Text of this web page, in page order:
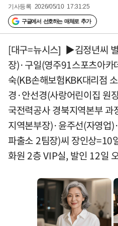
기사등록 2026/05/10 17:31:25
구글에서 선호하는 매체로 추가
[대구=뉴시스] ▶김정년씨
장)·구일(영주91스포츠아
숙(KB손해보험KBK대리점
경·안선경(사랑어린이집 원
국전력공사 경북지역본부
지역본부장)·윤주선(자영업
파출소 2팀장)씨 장인상=10
화원 2층 VIP실, 발인 12일